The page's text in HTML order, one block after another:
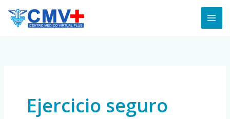
Ejercicio seguro